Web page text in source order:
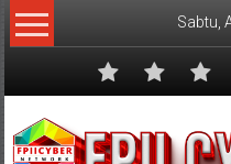
Lompat
ke
Sabtu,